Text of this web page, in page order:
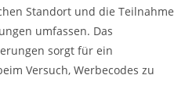
Standort und die Teilnahme
umfassen. Das
sorgt für ein
Versuch, Werbecodes zu